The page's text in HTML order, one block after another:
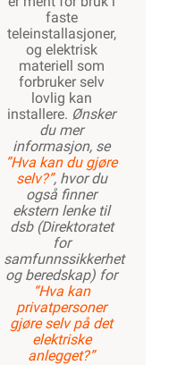
faste
teleinstallasjoner,
og elektrisk
materiell som
forbruker selv
lovlig kan
installere. Ønsker
du mer
informasjon, se
”Hva kan du gjøre
selv?”, hvor du
også finner
ekstern lenke til
dsb (Direktoratet
for
samfunnssikkerhet
og beredskap) for
“Hva kan
privatpersoner
gjøre selv på det
elektriske
anlegget?”